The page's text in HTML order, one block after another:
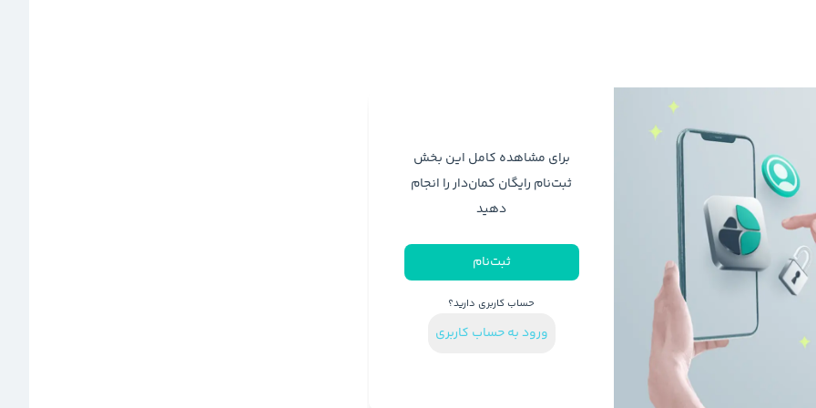
برای مشاهده کامل این بخش
ثبت‌نام رایگان کمان‌دار را انجام
دهید
ثبت‌نام
حساب کاربری دارید؟
ورود به حساب کاربری